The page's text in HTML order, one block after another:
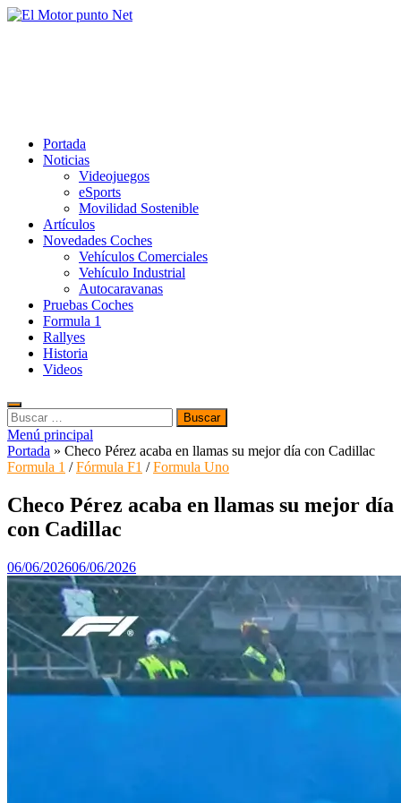
Saltar
Portada
Noticias
Videojuegos
eSports
Movilidad Sostenible
Artículos
Novedades Coches
Vehículos Comerciales
Vehículo Industrial
Autocaravanas
Pruebas Coches
Formula 1
Rallyes
Historia
Videos
Buscar:
Menú principal
Portada » Checo Pérez acaba en llamas su mejor día con Cadillac
Formula 1 /Fórmula F1 /Formula Uno
Checo Pérez acaba en llamas su mejor día
con Cadillac
06/06/202606/06/2026